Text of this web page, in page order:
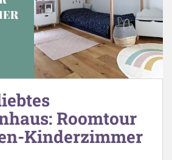
Roomtour
Kinderzimmer